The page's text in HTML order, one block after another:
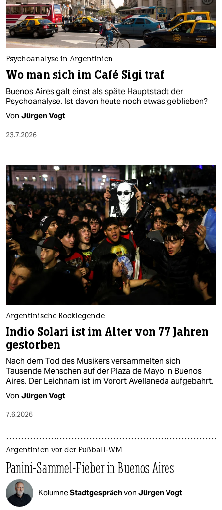
nord
wahrheit
verlag
verlag
veranstaltungen
unterstützen
abo
genossenschaft
epaper login
Psychoanalyse in Argentinien
Wo man sich im Café Sigi traf
Buenos Aires galt einst als späte Hauptstadt der
Psychoanalyse. Ist davon heute noch etwas geblieben?
Von Jürgen Vogt
23.7.2026
Argentinische Rocklegende
Indio Solari ist im Alter von 77 Jahren
gestorben
Nach dem Tod des Musikers versammelten sich
Tausende Menschen auf der Plaza de Mayo in Buenos
Aires. Der Leichnam ist im Vorort Avellaneda aufgebahrt.
Von Jürgen Vogt
7.6.2026
Argentinien vor der Fußball-WM
Panini-Sammel-Fieber in Buenos Aires
KolumneStadtgesprächvon Jürgen Vogt